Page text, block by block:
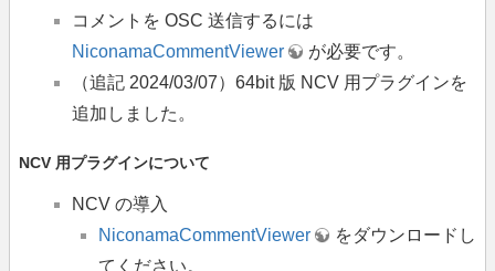
コメントを OSC 送信するには
NiconamaCommentViewer
が必要です。
（追記 2024/03/07）64bit 版 NCV 用プラグインを
追加しました。
NCV 用プラグインについて
NCV の導入
NiconamaCommentViewer
をダウンロードし
てください。